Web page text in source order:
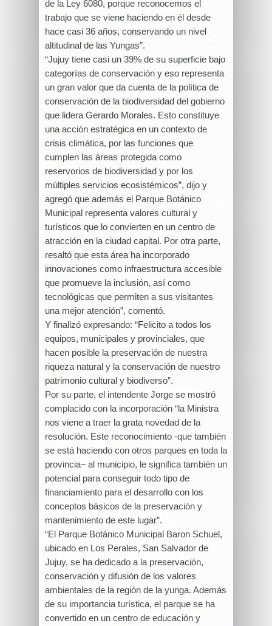
de la Ley 6080, porque reconocemos el
trabajo que se viene haciendo en él desde
hace casi 36 años, conservando un nivel
altitudinal de las Yungas”.
“Jujuy tiene casi un 39% de su superficie bajo
categorías de conservación y eso representa
un gran valor que da cuenta de la política de
conservación de la biodiversidad del gobierno
que lidera Gerardo Morales. Esto constituye
una acción estratégica en un contexto de
crisis climática, por las funciones que
cumplen las áreas protegida como
reservorios de biodiversidad y por los
múltiples servicios ecosistémicos”, dijo y
agregó que además el Parque Botánico
Municipal representa valores cultural y
turísticos que lo convierten en un centro de
atracción en la ciudad capital. Por otra parte,
resaltó que esta área ha incorporado
innovaciones como infraestructura accesible
que promueve la inclusión, así como
tecnológicas que permiten a sus visitantes
una mejor atención”, comentó.
Y finalizó expresando: “Felicito a todos los
equipos, municipales y provinciales, que
hacen posible la preservación de nuestra
riqueza natural y la conservación de nuestro
patrimonio cultural y biodiverso”.
Por su parte, el intendente Jorge se mostró
complacido con la incorporación “la Ministra
nos viene a traer la grata novedad de la
resolución. Este reconocimiento -que también
se está haciendo con otros parques en toda la
provincia– al municipio, le significa también un
potencial para conseguir todo tipo de
financiamiento para el desarrollo con los
conceptos básicos de la preservación y
mantenimiento de este lugar”.
“El Parque Botánico Municipal Baron Schuel,
ubicado en Los Perales, San Salvador de
Jujuy, se ha dedicado a la preservación,
conservación y difusión de los valores
ambientales de la región de la yunga. Además
de su importancia turística, el parque se ha
convertido en un centro de educación y